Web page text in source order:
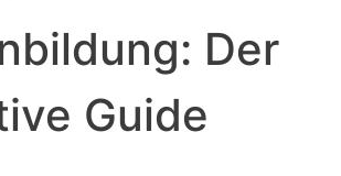
Der
Guide